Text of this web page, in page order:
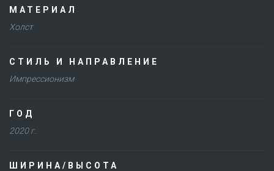
МАТЕРИАЛ
Холст
СТИЛЬ И НАПРАВЛЕНИЕ
Импрессионизм
ГОД
2020 г.
ШИРИНА/ВЫСОТА